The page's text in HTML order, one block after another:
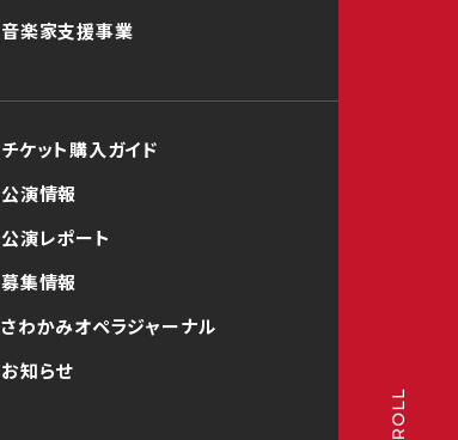
音楽家支援事業
チケット購入ガイド
公演情報
公演レポート
募集情報
さわかみオペラジャーナル
お知らせ